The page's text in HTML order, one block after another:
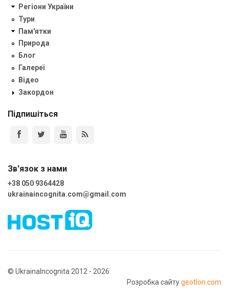
Регіони України
Тури
Пам'ятки
Природа
Блог
Галереї
Відео
Закордон
Підпишіться
Зв'язок з нами
+38 050 9364428
ukrainaincognita.com@gmail.com
© UkrainaIncognita 2012 - 2026
Розробка сайтуgeotlon.com